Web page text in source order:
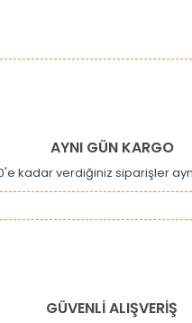
Bu ürüne ilk yorumu siz
eksik bilgiler
hatalar bulunuyor.
AYNI GÜN KARGO
kadar verdiğiniz siparişler
GÜVENLİ ALIŞVERİŞ